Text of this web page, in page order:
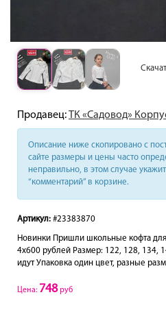
Продавец:ТК «Садовод»
Описание ниже скопировано с
сайте размеры и цены часто
неправильно, в этом случае
“комментарий” в корзине.
Артикул: #23383870
Новинки Пришли школьные кофта
4х600 рублей Размер: 122, 128, 134,
идут Упаковка один цвет, разные
Цена: 748руб